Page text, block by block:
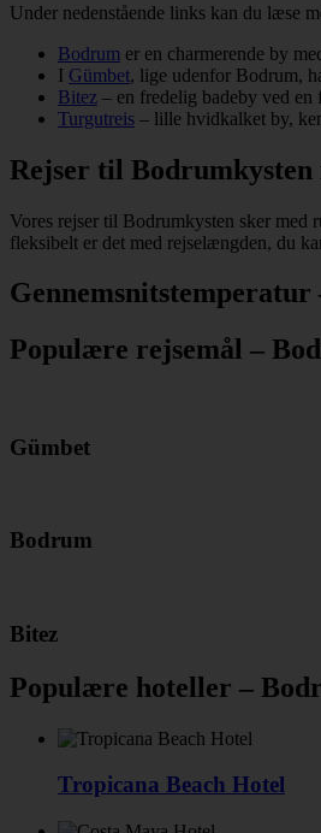
Under nedenstående links kan du læse
Bodrum er en charmerende by
I Gümbet, lige udenfor Bodrum,
Bitez – en fredelig badeby ved en
Turgutreis – lille hvidkalket by,
Rejser til Bodrumkysten
Vores rejser til Bodrumkysten sker
fleksibelt er det med rejselængden, du
Populære rejsemål –
Gümbet
Bodrum
Bitez
Populære hoteller –
Tropicana Beach Hotel